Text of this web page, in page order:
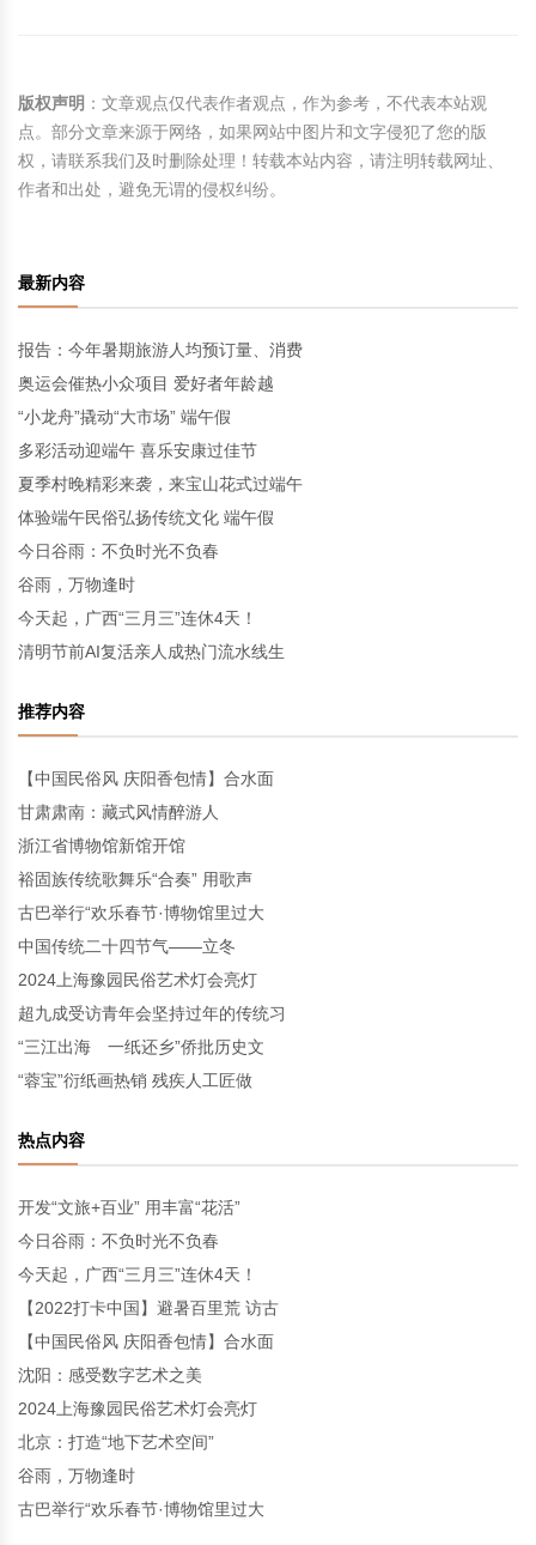
版权声明 ：文章观点仅代表作者观点，作为参考，不代表本站观
点。部分文章来源于网络，如果网站中图片和文字侵犯了您的版
权，请联系我们及时删除处理！转载本站内容，请注明转载网址、
作者和出处，避免无谓的侵权纠纷。
最新内容
报告：今年暑期旅游人均预订量、消费
奥运会催热小众项目 爱好者年龄越
“小龙舟”撬动“大市场” 端午假
多彩活动迎端午 喜乐安康过佳节
夏季村晚精彩来袭，来宝山花式过端午
体验端午民俗弘扬传统文化 端午假
今日谷雨：不负时光不负春
谷雨，万物逢时
今天起，广西“三月三”连休4天！
清明节前AI复活亲人成热门流水线生
推荐内容
【中国民俗风 庆阳香包情】合水面
甘肃肃南：藏式风情醉游人
浙江省博物馆新馆开馆
裕固族传统歌舞乐“合奏” 用歌声
古巴举行“欢乐春节·博物馆里过大
中国传统二十四节气——立冬
2024上海豫园民俗艺术灯会亮灯
超九成受访青年会坚持过年的传统习
“三江出海 一纸还乡”侨批历史文
“蓉宝”衍纸画热销 残疾人工匠做
热点内容
开发“文旅+百业” 用丰富“花活”
今日谷雨：不负时光不负春
今天起，广西“三月三”连休4天！
【2022打卡中国】避暑百里荒 访古
【中国民俗风 庆阳香包情】合水面
沈阳：感受数字艺术之美
2024上海豫园民俗艺术灯会亮灯
北京：打造“地下艺术空间”
谷雨，万物逢时
古巴举行“欢乐春节·博物馆里过大